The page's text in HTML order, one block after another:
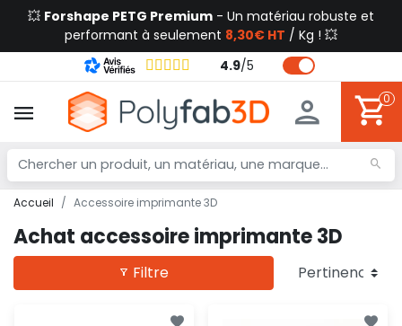
💥 Forshape PETG Premium - Un matériau robuste et
performant à seulement 8,30€ HT / Kg ! 💥
4.9/5
0
Accueil Accessoire imprimante 3D
Achat accessoire imprimante 3D
Filtre